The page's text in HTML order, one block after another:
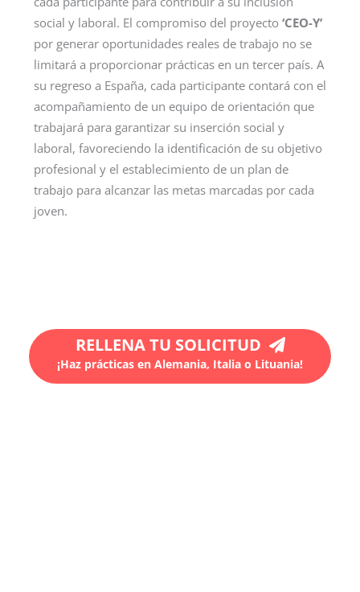
social y laboral. El compromiso del proyecto ‘CEO-Y’
por generar oportunidades reales de trabajo no se
limitará a proporcionar prácticas en un tercer país. A
su regreso a España, cada participante contará con el
acompañamiento de un equipo de orientación que
trabajará para garantizar su inserción social y
laboral, favoreciendo la identificación de su objetivo
profesional y el establecimiento de un plan de
trabajo para alcanzar las metas marcadas por cada
joven.
RELLENA TU SOLICITUD
¡Haz prácticas en Alemania, Italia o Lituania!